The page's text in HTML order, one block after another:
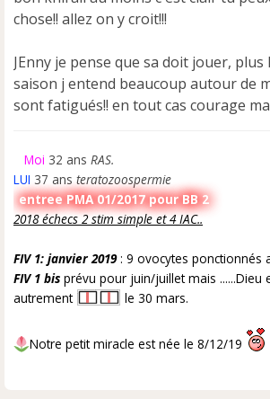
a
e
n
o
n
chose!! allez on y croit!!!
JEnny je pense que sa doit jouer,
saison j entend beaucoup autour de
sont fatigués!! en tout cas courage
Moi 32 ans RAS.
LUI 37 ans teratozoospermie
entree PMA 01/2017 pour BB 2
2018 échecs 2 stim simple et 4 IAC..
FIV 1: janvier 2019: 9 ovocytes ponctionnés
FIV 1 bis prévu pour juin/juillet mais ......Dieu
autrement
le 30 mars.
Notre petit miracle est née le 8/12/19